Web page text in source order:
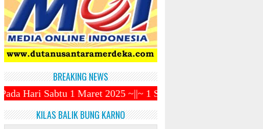
BREAKING NEWS
2025 ~||~ 1 Syawal Jatuh Pada Tanggal 31 Maret
KILAS BALIK BUNG KARNO